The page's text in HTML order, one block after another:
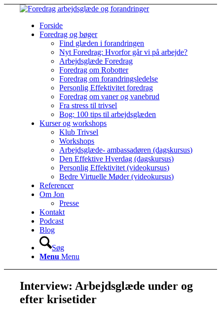
Forside
Foredrag og bøger
Find glæden i forandringen
Nyt Foredrag: Hvorfor går vi på arbejde?
Arbejdsglæde Foredrag
Foredrag om Robotter
Foredrag om forandringsledelse
Personlig Effektivitet foredrag
Foredrag om vaner og vanebrud
Fra stress til trivsel
Bog: 100 tips til arbejdsglæden
Kurser og workshops
Klub Trivsel
Workshops
Arbejdsglæde- ambassadøren (dagskursus)
Den Effektive Hverdag (dagskursus)
Personlig Effektivitet (videokursus)
Bedre Virtuelle Møder (videokursus)
Referencer
Om Jon
Presse
Kontakt
Podcast
Blog
Søg
Menu Menu
Interview: Arbejdsglæde under og
efter krisetider